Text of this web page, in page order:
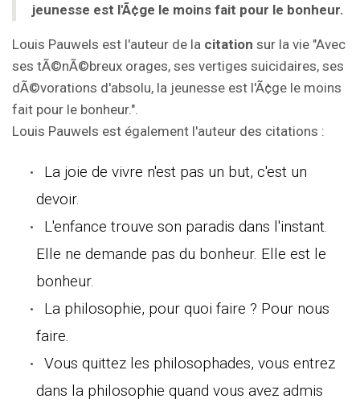
jeunesse est l'Ã¢ge le moins fait pour le bonheur.
Louis Pauwels est l'auteur de la citation sur la vie "Avec
ses tÃ©nÃ©breux orages, ses vertiges suicidaires, ses
dÃ©vorations d'absolu, la jeunesse est l'Ã¢ge le moins
fait pour le bonheur.".
Louis Pauwels est également l'auteur des citations :
La joie de vivre n'est pas un but, c'est un
devoir.
L'enfance trouve son paradis dans l'instant.
Elle ne demande pas du bonheur. Elle est le
bonheur.
La philosophie, pour quoi faire ? Pour nous
faire.
Vous quittez les philosophades, vous entrez
dans la philosophie quand vous avez admis